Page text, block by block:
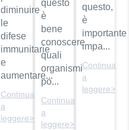
diminuire
le
difese
immunitarie
e
aumentare...
Continua
a
leggere>
questo
è
bene
conoscere
quali
organismi
po...
Continua
a
leggere>
questo,
è
importante
impa...
Continua
a
leggere>